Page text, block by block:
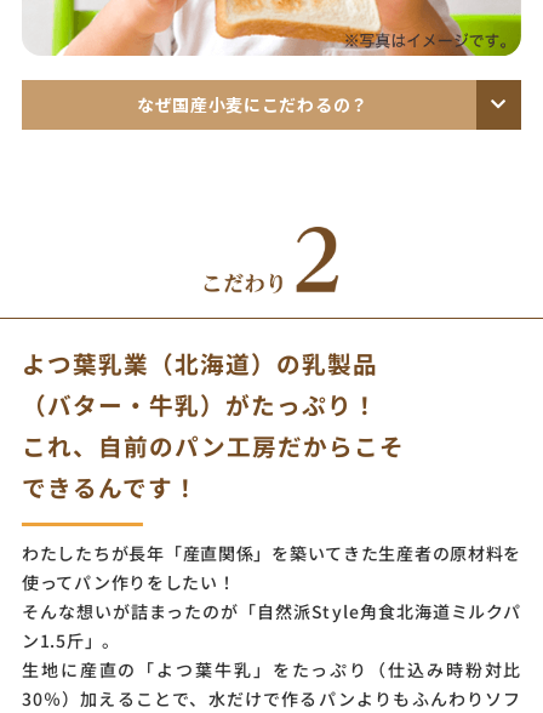
なぜ国産小麦にこだわるの？
よつ葉乳業（北海道）の乳製品
（バター・牛乳）がたっぷり！
これ、自前のパン工房だからこそ
できるんです！
わたしたちが長年「産直関係」を築いてきた生産者の原材料を
使ってパン作りをしたい！
そんな想いが詰まったのが 「自然派Style角食北海道ミルクパ
ン1.5斤」。
生地に産直の「よつ葉牛乳」をたっぷり （仕込み時粉対比
30％）加えることで、 水だけで作るパンよりもふんわりソフ